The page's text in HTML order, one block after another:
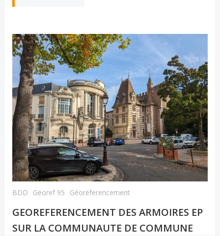
BDD Géoref 95 Géoréferencement
GEOREFERENCEMENT DES ARMOIRES EP
SUR LA COMMUNAUTE DE COMMUNE